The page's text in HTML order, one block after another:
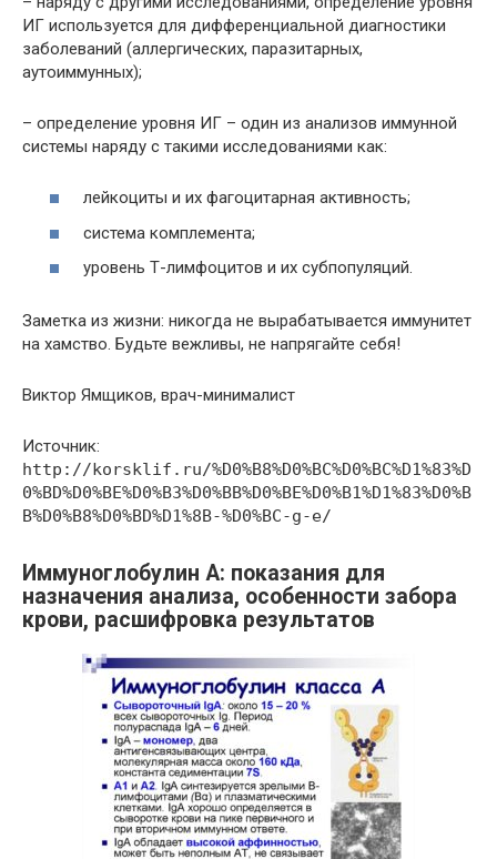
ИГ используется для дифференциальной диагностики
заболеваний (аллергических, паразитарных,
аутоиммунных);
– определение уровня ИГ – один из анализов иммунной
системы наряду с такими исследованиями как:
лейкоциты и их фагоцитарная активность;
система комплемента;
уровень Т-лимфоцитов и их субпопуляций.
Заметка из жизни: никогда не вырабатывается иммунитет
на хамство. Будьте вежливы, не напрягайте себя!
Виктор Ямщиков, врач-минималист
Источник:
http://korsklif.ru/%D0%B8%D0%BC%D0%BC%D1%83%D
0%BD%D0%BE%D0%B3%D0%BB%D0%BE%D0%B1%D1%83%D0%B
B%D0%B8%D0%BD%D1%8B-%D0%BC-g-e/
Иммуноглобулин А: показания для
назначения анализа, особенности забора
крови, расшифровка результатов